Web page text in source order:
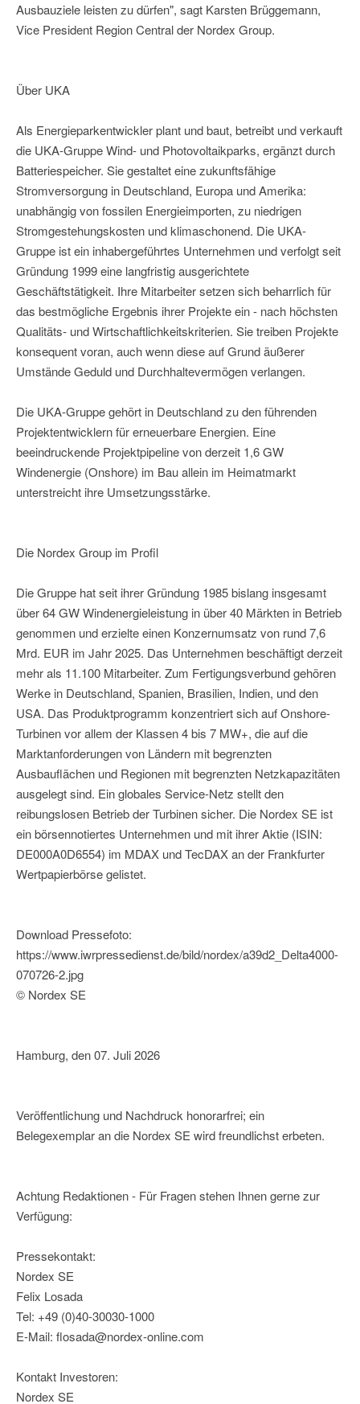
Ausbauziele leisten zu dürfen", sagt Karsten Brüggemann,
Vice President Region Central der Nordex Group.
Über UKA
Als Energieparkentwickler plant und baut, betreibt und verkauft
die UKA-Gruppe Wind- und Photovoltaikparks, ergänzt durch
Batteriespeicher. Sie gestaltet eine zukunftsfähige
Stromversorgung in Deutschland, Europa und Amerika:
unabhängig von fossilen Energieimporten, zu niedrigen
Stromgestehungskosten und klimaschonend. Die UKA-
Gruppe ist ein inhabergeführtes Unternehmen und verfolgt seit
Gründung 1999 eine langfristig ausgerichtete
Geschäftstätigkeit. Ihre Mitarbeiter setzen sich beharrlich für
das bestmögliche Ergebnis ihrer Projekte ein - nach höchsten
Qualitäts- und Wirtschaftlichkeitskriterien. Sie treiben Projekte
konsequent voran, auch wenn diese auf Grund äußerer
Umstände Geduld und Durchhaltevermögen verlangen.
Die UKA-Gruppe gehört in Deutschland zu den führenden
Projektentwicklern für erneuerbare Energien. Eine
beeindruckende Projektpipeline von derzeit 1,6 GW
Windenergie (Onshore) im Bau allein im Heimatmarkt
unterstreicht ihre Umsetzungsstärke.
Die Nordex Group im Profil
Die Gruppe hat seit ihrer Gründung 1985 bislang insgesamt
über 64 GW Windenergieleistung in über 40 Märkten in Betrieb
genommen und erzielte einen Konzernumsatz von rund 7,6
Mrd. EUR im Jahr 2025. Das Unternehmen beschäftigt derzeit
mehr als 11.100 Mitarbeiter. Zum Fertigungsverbund gehören
Werke in Deutschland, Spanien, Brasilien, Indien, und den
USA. Das Produktprogramm konzentriert sich auf Onshore-
Turbinen vor allem der Klassen 4 bis 7 MW+, die auf die
Marktanforderungen von Ländern mit begrenzten
Ausbauflächen und Regionen mit begrenzten Netzkapazitäten
ausgelegt sind. Ein globales Service-Netz stellt den
reibungslosen Betrieb der Turbinen sicher. Die Nordex SE ist
ein börsennotiertes Unternehmen und mit ihrer Aktie (ISIN:
DE000A0D6554) im MDAX und TecDAX an der Frankfurter
Wertpapierbörse gelistet.
Download Pressefoto:
https://www.iwrpressedienst.de/bild/nordex/a39d2_Delta4000-
070726-2.jpg
© Nordex SE
Hamburg, den 07. Juli 2026
Veröffentlichung und Nachdruck honorarfrei; ein
Belegexemplar an die Nordex SE wird freundlichst erbeten.
Achtung Redaktionen - Für Fragen stehen Ihnen gerne zur
Verfügung:
Pressekontakt:
Nordex SE
Felix Losada
Tel: +49 (0)40-30030-1000
E-Mail: flosada@nordex-online.com
Kontakt Investoren:
Nordex SE